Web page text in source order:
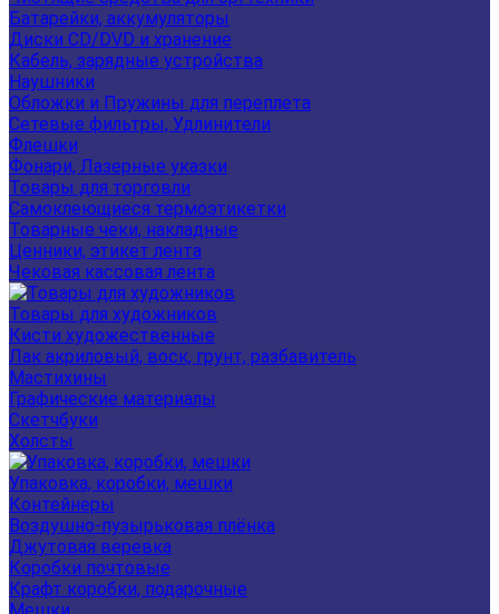
Батарейки, аккумуляторы
Диски CD/DVD и хранение
Кабель, зарядные устройства
Наушники
Обложки и Пружины для переплета
Сетевые фильтры, Удлинители
Флешки
Фонари, Лазерные указки
Товары для торговли
Самоклеющиеся термоэтикетки
Товарные чеки, накладные
Ценники, этикет лента
Чековая кассовая лента
Товары для художников
Кисти художественные
Лак акриловый, воск, грунт, разбавитель
Мастихины
Графические материалы
Скетчбуки
Холсты
Упаковка, коробки, мешки
Контейнеры
Воздушно-пузырьковая плёнка
Джутовая веревка
Коробки почтовые
Крафт коробки, подарочные